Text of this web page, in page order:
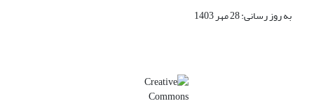
به روز رسانی: 28 مهر 1403